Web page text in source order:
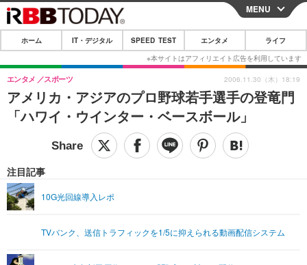
CLOSE
ホーム
IT・デジタル
IT・デジタルTOP スマートフォン
ショッピング その他
SPEED TEST
エンタメTOP 映画・ドラマ
グラビア ブログ
ライフTOP
リリース一覧
MENU
ホーム IT・デジタル SPEED TEST エンタメ ライフ
アメリカ・アジアのプロ野球若手選手の登竜門
「ハワイ・ウインター・ベースボール」
エンタメ スポーツ
注目記事
10G光回線導入レポ
TVバンク、送信トラフィックを1/5に抑えられる動画配信システム
2006.11.30（木）18:19